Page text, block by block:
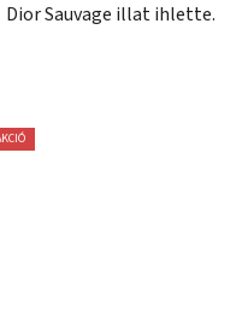
Dior Sauvage illat ihlette.